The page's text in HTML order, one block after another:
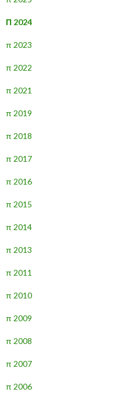
Π 2024
π 2023
π 2022
π 2021
π 2019
π 2018
π 2017
π 2016
π 2015
π 2014
π 2013
π 2011
π 2010
π 2009
π 2008
π 2007
π 2006